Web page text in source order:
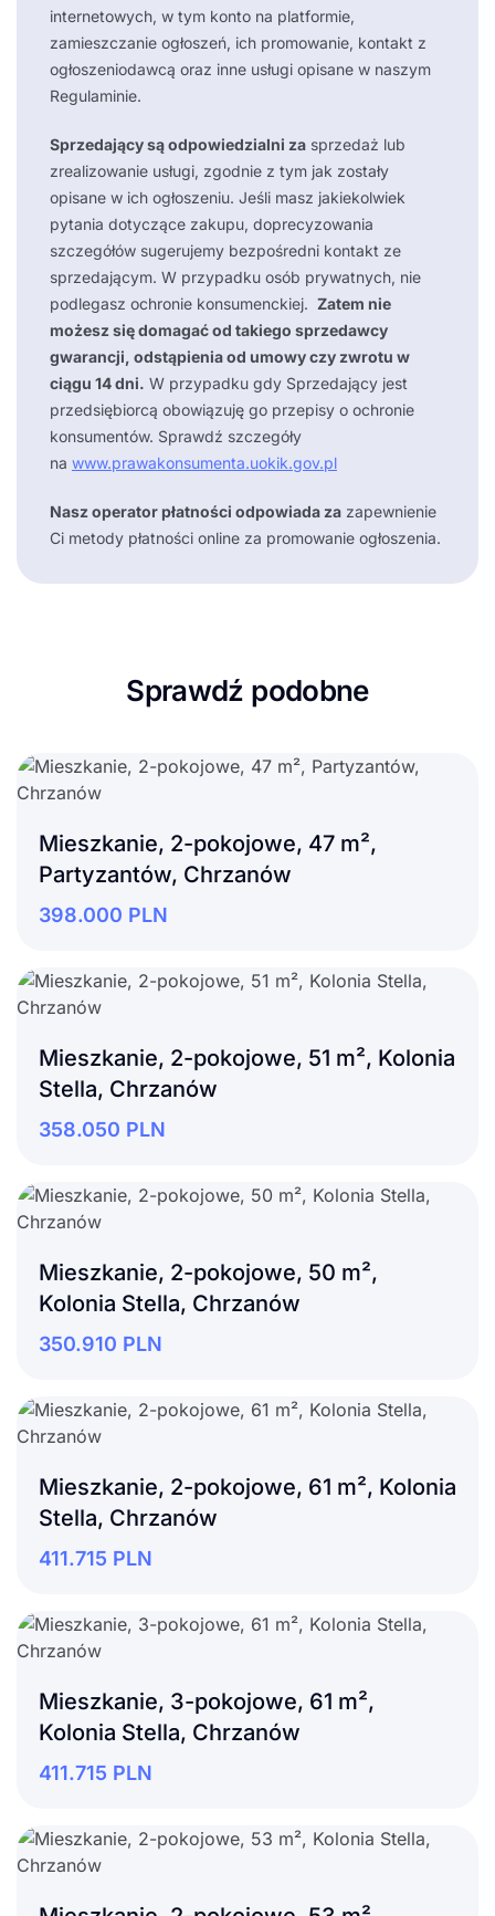
internetowych, w tym konto na platformie,
zamieszczanie ogłoszeń, ich promowanie, kontakt z
ogłoszeniodawcą oraz inne usługi opisane w naszym
Regulaminie.
Sprzedający są odpowiedzialni za sprzedaż lub
zrealizowanie usługi, zgodnie z tym jak zostały
opisane w ich ogłoszeniu. Jeśli masz jakiekolwiek
pytania dotyczące zakupu, doprecyzowania
szczegółów sugerujemy bezpośredni kontakt ze
sprzedającym. W przypadku osób prywatnych, nie
podlegasz ochronie konsumenckiej. Zatem nie
możesz się domagać od takiego sprzedawcy
gwarancji, odstąpienia od umowy czy zwrotu w
ciągu 14 dni. W przypadku gdy Sprzedający jest
przedsiębiorcą obowiązuję go przepisy o ochronie
konsumentów. Sprawdź szczegóły
na www.prawakonsumenta.uokik.gov.pl
Nasz operator płatności odpowiada za zapewnienie
Ci metody płatności online za promowanie ogłoszenia.
Sprawdź podobne
Mieszkanie, 2-pokojowe, 47 m²,
Partyzantów, Chrzanów
398.000 PLN
Mieszkanie, 2-pokojowe, 51 m², Kolonia
Stella, Chrzanów
358.050 PLN
Mieszkanie, 2-pokojowe, 50 m²,
Kolonia Stella, Chrzanów
350.910 PLN
Mieszkanie, 2-pokojowe, 61 m², Kolonia
Stella, Chrzanów
411.715 PLN
Mieszkanie, 3-pokojowe, 61 m²,
Kolonia Stella, Chrzanów
411.715 PLN